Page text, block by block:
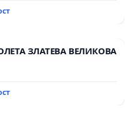
ЗЛАТЕВА ВЕЛИКОВА